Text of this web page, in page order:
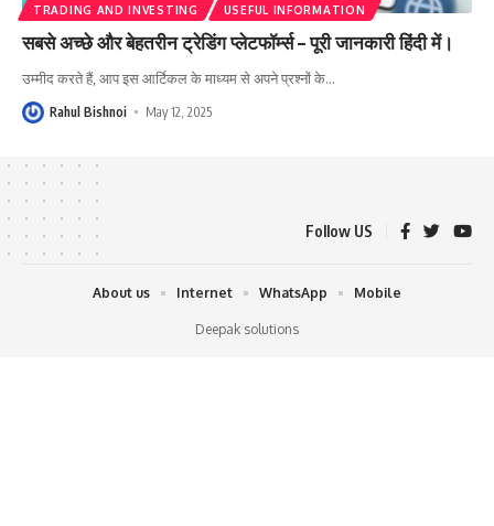
TRADING AND INVESTING USEFUL INFORMATION
सबसे अच्छे और बेहतरीन ट्रेडिंग प्लेटफॉर्म्स – पूरी जानकारी हिंदी में।
उम्मीद करते हैं, आप इस आर्टिकल के माध्यम से अपने प्रश्नों के…
Rahul Bishnoi May 12, 2025
Follow US
Deepak solutions
About us Internet WhatsApp Mobile